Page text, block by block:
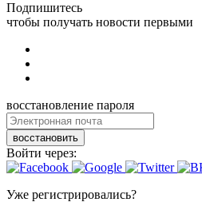
Подпишитесь
чтобы получать новости первыми
восстановление пароля
восстановить
Войти через:
Уже регистрировались?